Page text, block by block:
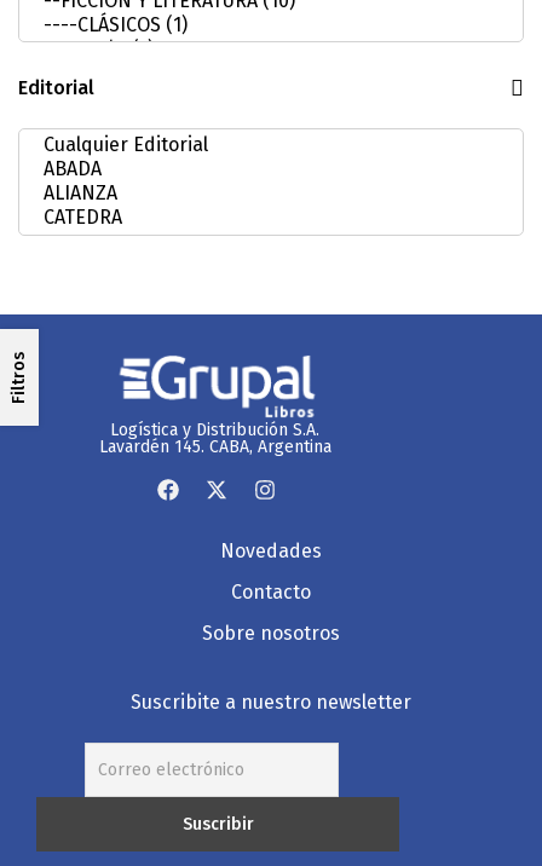
Editorial
Filtros
Logística y Distribución S.A.
Lavardén 145. CABA, Argentina
Novedades
Contacto
Sobre nosotros
Suscribite a nuestro newsletter